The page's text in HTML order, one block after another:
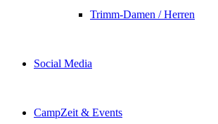
Trimm-Damen / Herren
Social Media
CampZeit & Events